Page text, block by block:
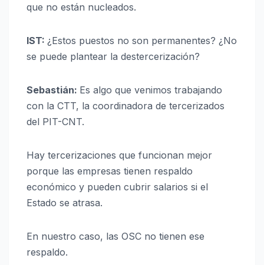
que no están nucleados.
IST: ¿Estos puestos no son permanentes? ¿No
se puede plantear la destercerización?
Sebastián: Es algo que venimos trabajando
con la CTT, la coordinadora de tercerizados
del PIT-CNT.
Hay tercerizaciones que funcionan mejor
porque las empresas tienen respaldo
económico y pueden cubrir salarios si el
Estado se atrasa.
En nuestro caso, las OSC no tienen ese
respaldo.